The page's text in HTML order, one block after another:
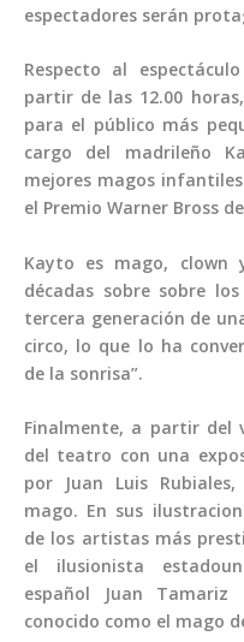
espectadores serán
Respecto al
partir de las 12.00
para el público más
cargo del madrileño
mejores magos
el Premio Warner Bross
Kayto es mago, clown
décadas sobre sobre
tercera generación de
circo, lo que lo ha
de la sonrisa”.
Finalmente, a partir del
del teatro con una
por Juan Luis
mago. En sus
de los artistas más
el ilusionista
español Juan
conocido como el mago